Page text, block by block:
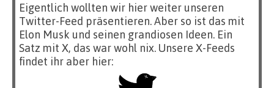
Eigentlich wollten wir hier weiter unseren
Twitter-Feed präsentieren. Aber so ist das mit
Elon Musk und seinen grandiosen Ideen. Ein
Satz mit X, das war wohl nix. Unsere X-Feeds
findet ihr aber hier: